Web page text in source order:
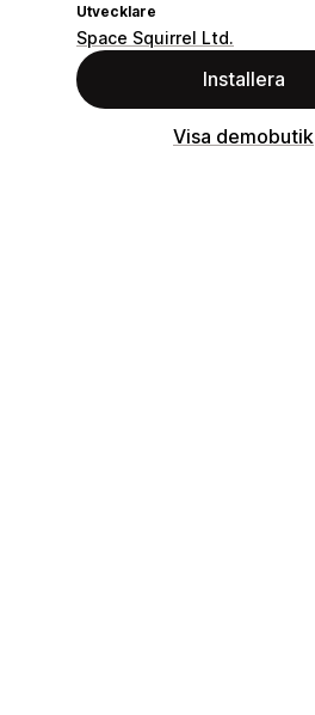
Utvecklare
Space Squirrel Ltd.
Installera
Visa demobutik